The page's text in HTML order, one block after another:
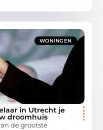
WONINGEN
in Utrecht je
droomhuis
de grootste